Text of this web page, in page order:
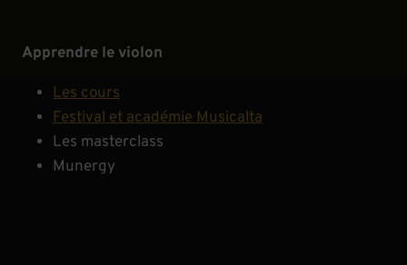
Apprendre le violon
Les cours
Festival et académie Musicalta
Les masterclass
Munergy